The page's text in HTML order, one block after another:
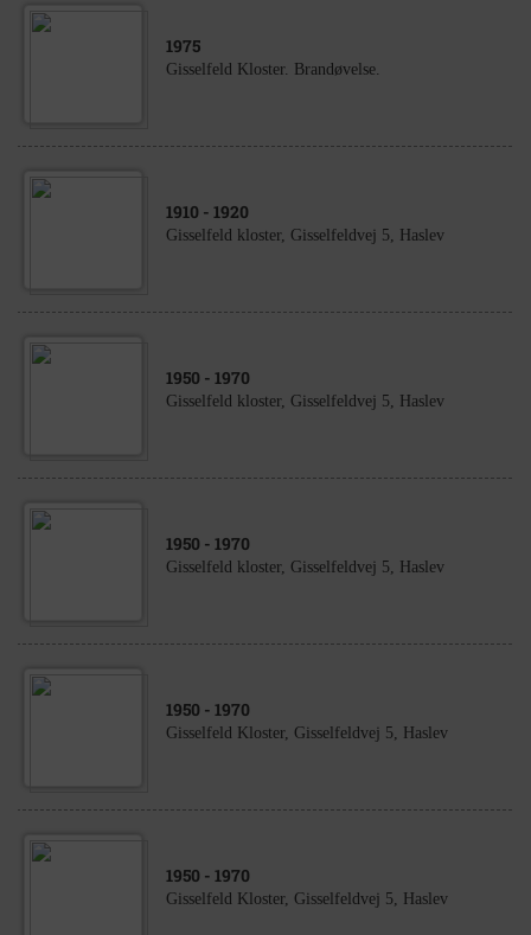
1975
Gisselfeld Kloster. Brandøvelse.
1910 - 1920
Gisselfeld kloster, Gisselfeldvej 5, Haslev
1950 - 1970
Gisselfeld kloster, Gisselfeldvej 5, Haslev
1950 - 1970
Gisselfeld kloster, Gisselfeldvej 5, Haslev
1950 - 1970
Gisselfeld Kloster, Gisselfeldvej 5, Haslev
1950 - 1970
Gisselfeld Kloster, Gisselfeldvej 5, Haslev